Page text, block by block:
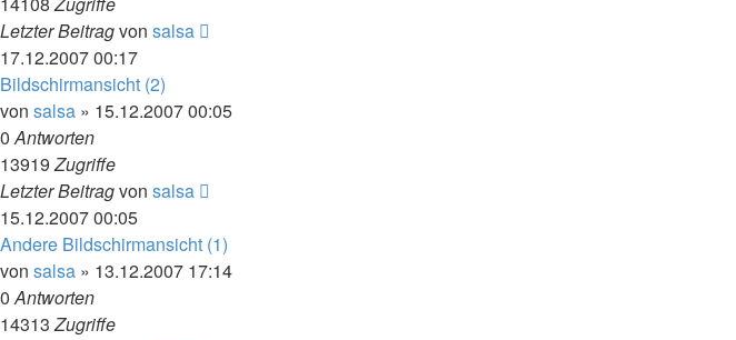
Letzter Beitragvon salsa
17.12.2007 00:17
Bildschirmansicht (2)
von salsa » 15.12.2007 00:05
0Antworten
13919Zugriffe
Letzter Beitragvon salsa
15.12.2007 00:05
Andere Bildschirmansicht (1)
von salsa » 13.12.2007 17:14
0Antworten
14313Zugriffe